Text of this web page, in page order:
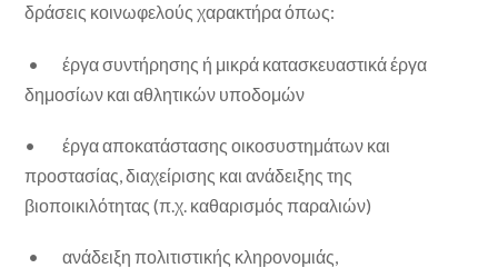
δράσεις κοινωφελούς χαρακτήρα όπως:
• έργα συντήρησης ή μικρά κατασκευαστικά έργα
δημοσίων και αθλητικών υποδομών
• έργα αποκατάστασης οικοσυστημάτων και
προστασίας, διαχείρισης και ανάδειξης της
βιοποικιλότητας (π.χ. καθαρισμός παραλιών)
• ανάδειξη πολιτιστικής κληρονομιάς,